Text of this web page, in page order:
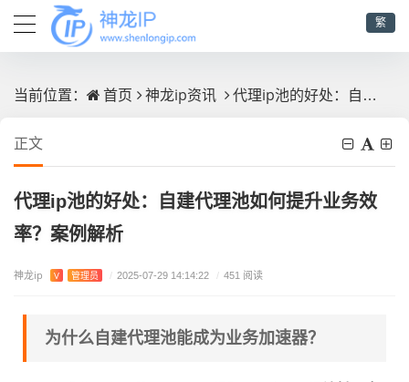
繁
当前位置： 首页 神龙ip资讯 代理ip池的好处：自建代理池如何提升业务效率？案例解析
正文
代理ip池的好处：自建代理池如何提升业务效
率？案例解析
神龙ip V 管理员 / 2025-07-29 14:14:22 / 451 阅读
为什么自建代理池能成为业务加速器？